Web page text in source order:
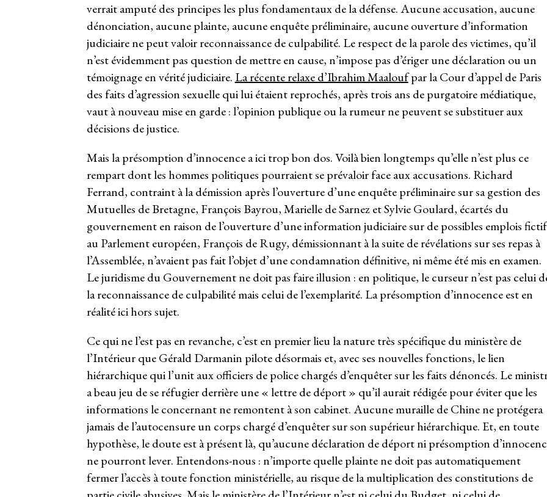
verrait amputé des principes les plus fondamentaux de la défense. Aucune accusation, aucune
dénonciation, aucune plainte, aucune enquête préliminaire, aucune ouverture d’information
judiciaire ne peut valoir reconnaissance de culpabilité. Le respect de la parole des victimes, qu’il
n’est évidemment pas question de mettre en cause, n’impose pas d’ériger une déclaration ou un
témoignage en vérité judiciaire. La récente relaxe d’Ibrahim Maaloufpar la Cour d’appel de Paris
des faits d’agression sexuelle qui lui étaient reprochés, après trois ans de purgatoire médiatique,
vaut à nouveau mise en garde : l’opinion publique ou la rumeur ne peuvent se substituer aux
décisions de justice.
Mais la présomption d’innocence a ici trop bon dos. Voilà bien longtemps qu’elle n’est plus ce
rempart dont les hommes politiques pourraient se prévaloir face aux accusations. Richard
Ferrand, contraint à la démission après l’ouverture d’une enquête préliminaire sur sa gestion des
Mutuelles de Bretagne, François Bayrou, Marielle de Sarnez et Sylvie Goulard, écartés du
gouvernement en raison de l’ouverture d’une information judiciaire sur de possibles emplois
au Parlement européen, François de Rugy, démissionnant à la suite de révélations sur ses repas à
l’Assemblée, n’avaient pas fait l’objet d’une condamnation définitive, ni même été mis en examen.
Le juridisme du Gouvernement ne doit pas faire illusion : en politique, le curseur n’est pas celui
la reconnaissance de culpabilité mais celui de l’exemplarité. La présomption d’innocence est en
réalité ici hors sujet.
Ce qui ne l’est pas en revanche, c’est en premier lieu la nature très spécifique du ministère de
l’Intérieur que Gérald Darmanin pilote désormais et, avec ses nouvelles fonctions, le lien
hiérarchique qui l’unit aux officiers de police chargés d’enquêter sur les faits dénoncés. Le
a beau jeu de se réfugier derrière une « lettre de déport » qu’il aurait rédigée pour éviter que les
informations le concernant ne remontent à son cabinet. Aucune muraille de Chine ne protégera
jamais de l’autocensure un corps chargé d’enquêter sur son supérieur hiérarchique. Et, en toute
hypothèse, le doute est à présent là, qu’aucune déclaration de déport ni présomption
ne pourront lever. Entendons-nous : n’importe quelle plainte ne doit pas automatiquement
fermer l’accès à toute fonction ministérielle, au risque de la multiplication des constitutions de